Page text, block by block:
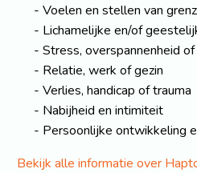
Voelen en stellen van
Lichamelijke en/of
Stress, overspannenheid
Relatie, werk of gezin
Verlies, handicap of trauma
Nabijheid en intimiteit
Persoonlijke ontwikkeling
Bekijk alle informatie over